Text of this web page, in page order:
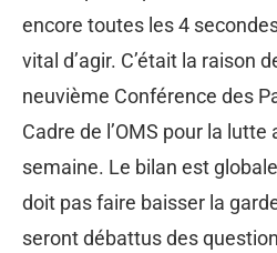
encore toutes les 4
vital d’agir. C’était la raison
neuvième Conférence des
Cadre de l’OMS pour la
semaine. Le bilan est
doit pas faire baisser la
seront débattus des